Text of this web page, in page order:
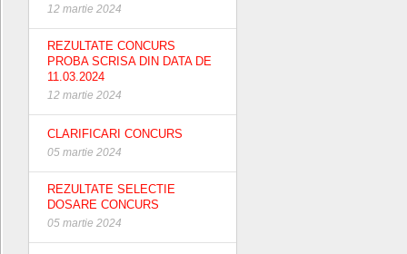
12 martie 2024
REZULTATE CONCURS
PROBA SCRISA DIN DATA DE
11.03.2024
12 martie 2024
CLARIFICARI CONCURS
05 martie 2024
REZULTATE SELECTIE
DOSARE CONCURS
05 martie 2024